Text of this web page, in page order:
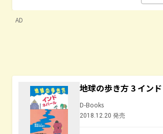
AD
地球の歩き方 3 イン
D-Books
2018.12.20 発売